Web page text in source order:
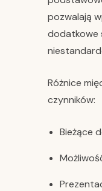
pozwalają
dodatkowe
Różnice
czynników:
Bieżące